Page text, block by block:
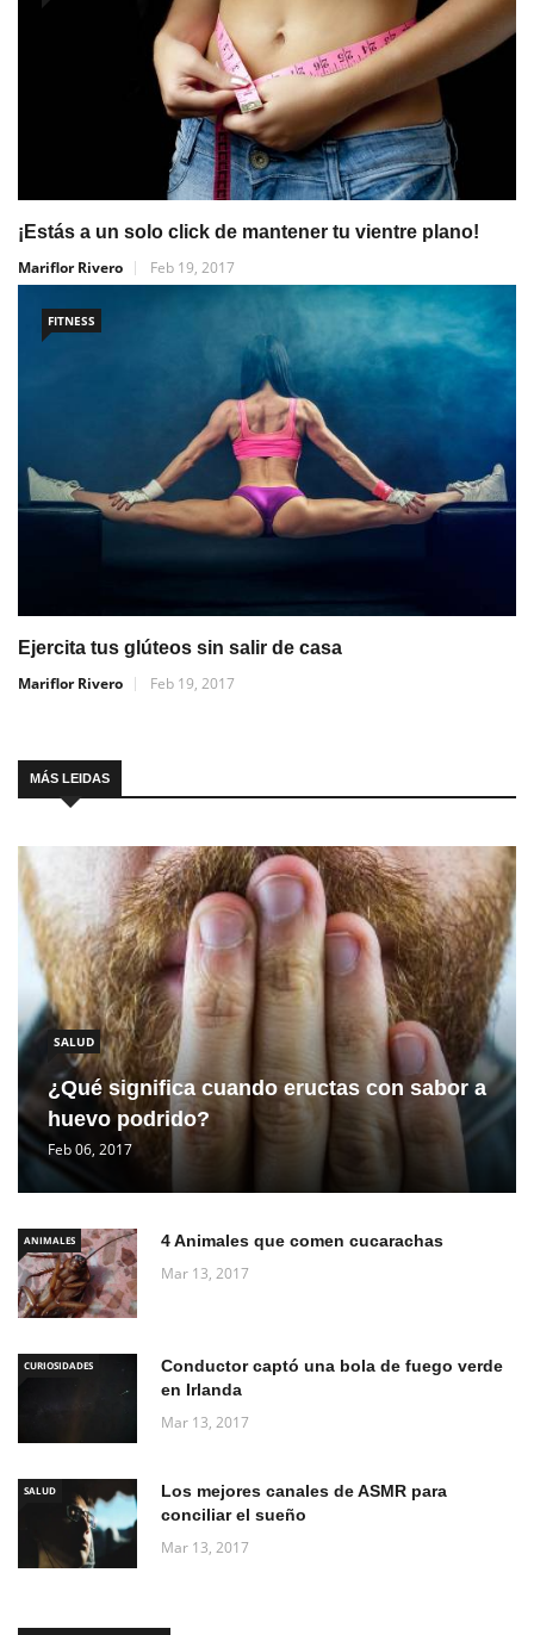
¡Estás a un solo click de mantener tu vientre plano!
Mariflor Rivero
Feb 19, 2017
FITNESS
Ejercita tus glúteos sin salir de casa
Mariflor Rivero
Feb 19, 2017
MÁS LEIDAS
SALUD
¿Qué significa cuando eructas con sabor a
huevo podrido?
Feb 06, 2017
ANIMALES 4 Animales que comen cucarachas
Mar 13, 2017
CURIOSIDADES
Conductor captó una bola de fuego verde
en Irlanda
Mar 13, 2017
SALUD
Los mejores canales de ASMR para
conciliar el sueño
Mar 13, 2017